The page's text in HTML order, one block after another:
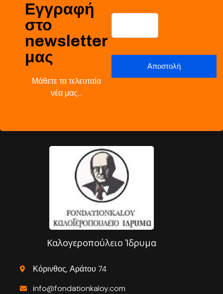
Εγγραφή
στο
newsletter
μας
Μάθετε τα τελευταία
νέα μας…
Καλογεροπούλειο Ίδρυμα
Κόρινθος, Αράτου 74
info@fondationkaloy.com